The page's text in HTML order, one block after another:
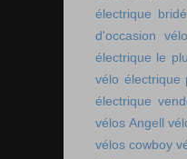
électrique bridé
d'occasion
électrique le
vélo électrique
électrique
vélos Angell
vélos cowboy